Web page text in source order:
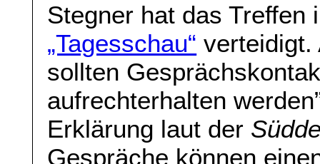
Stegner hat das
„Tagesschau“ verteidigt.
sollten
aufrechterhalten
Erklärung laut der
Gespräche können